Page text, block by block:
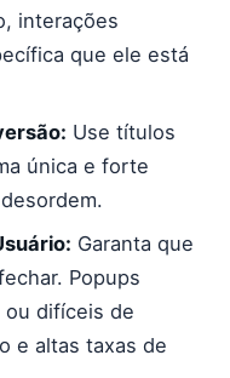
interações
que ele está
Use títulos
única e forte
Garanta que
Popups
ou difíceis de
e altas taxas de